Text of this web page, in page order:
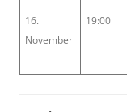
16.
November
19:00